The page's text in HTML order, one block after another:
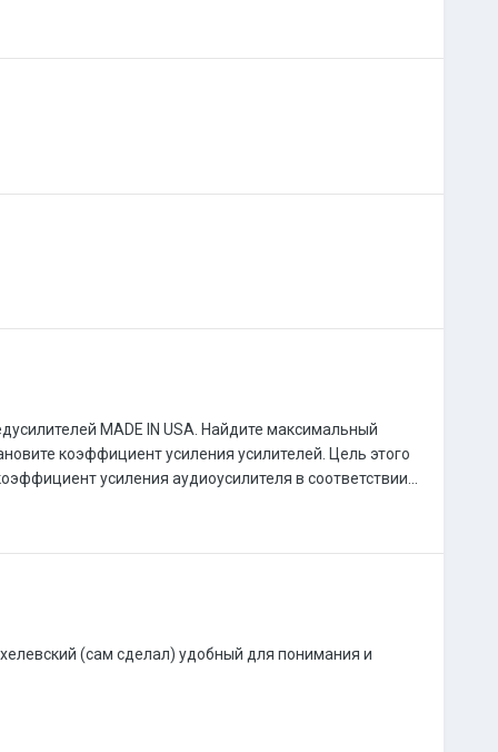
MADE IN USA. Найдите максимальный
коэффициент усиления усилителей. Цель этого
усиления аудиоусилителя в соответствии...
(сам сделал) удобный для понимания и